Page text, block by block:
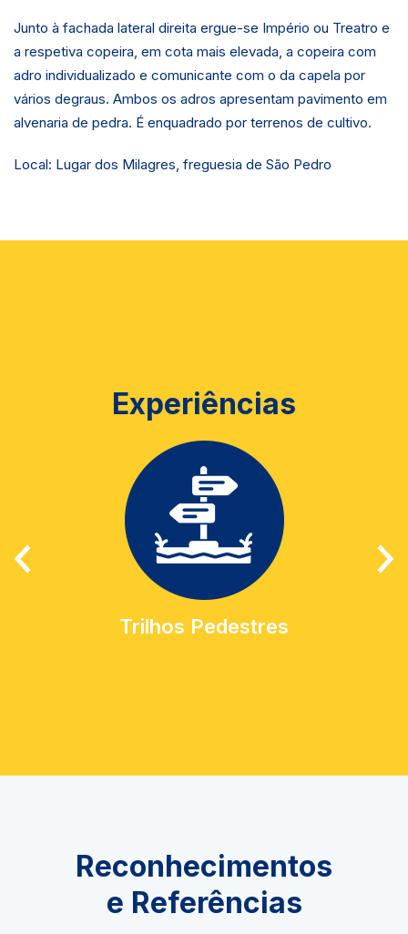
Junto à fachada lateral direita ergue-se Império ou Treatro e
a respetiva copeira, em cota mais elevada, a copeira com
adro individualizado e comunicante com o da capela por
vários degraus. Ambos os adros apresentam pavimento em
alvenaria de pedra. É enquadrado por terrenos de cultivo.
Local: Lugar dos Milagres, freguesia de São Pedro
Experiências
Trilhos Pedestres
Reconhecimentos
e Referências